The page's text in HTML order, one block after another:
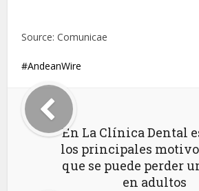
Source: Comunicae
AndeanWire
En La Clínica Dental
los principales
que se puede perder
en adultos